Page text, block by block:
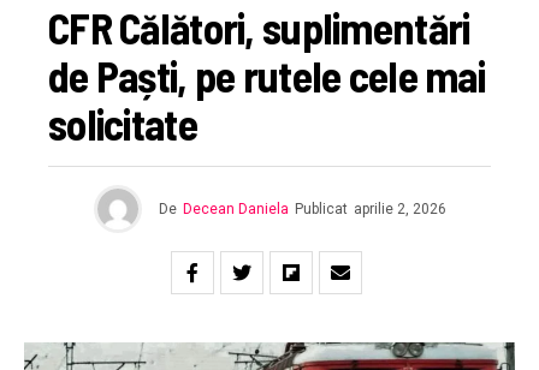
CFR Călători, suplimentări
de Paști, pe rutele cele mai
solicitate
De Decean Daniela Publicat aprilie 2, 2026